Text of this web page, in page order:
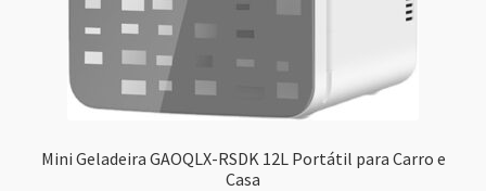
Mini Geladeira GAOQLX-RSDK 12L Portátil para Carro e
Casa